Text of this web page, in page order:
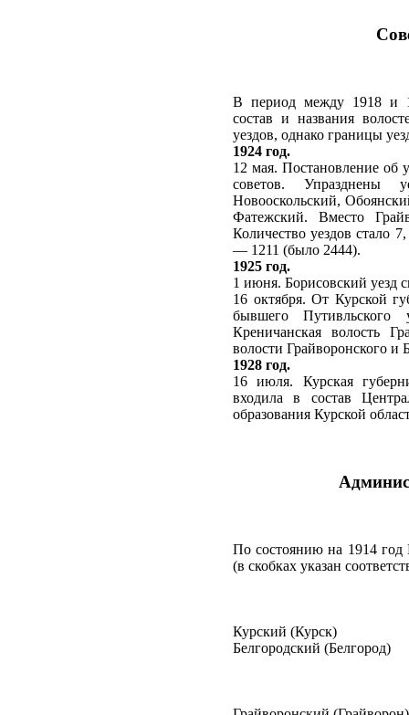
В период между 1918 и
состав и названия
уездов, однако границы
1924 год.
12 мая. Постановление об
советов. Упразднены
Новооскольский,
Фатежский. Вместо
Количество уездов стало
— 1211 (было 2444).
1925 год.
1 июня. Борисовский уезд
16 октября. От Курской
бывшего Путивльского
Креничанская волость
волости Грайворонского и
1928 год.
16 июля. Курская
входила в состав
образования Курской
По состоянию на 1914 год
(в скобках указан
Курский (Курск)
Белгородский (Белгород)